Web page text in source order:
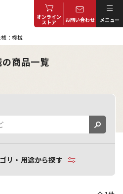
オンライン
ストア お問い合わせ メニュー
：機械
商品一覧
リ・用途から探す